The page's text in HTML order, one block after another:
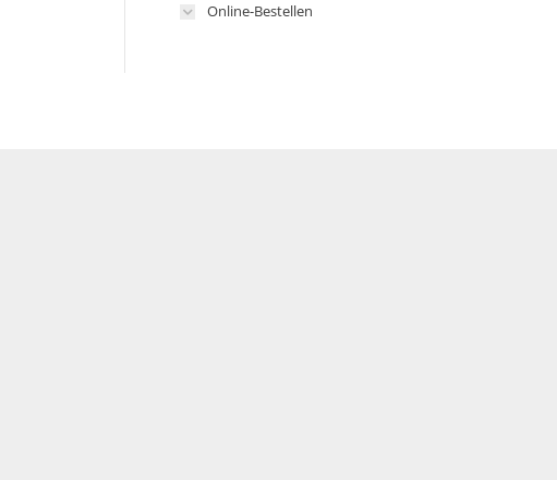
Online-Bestellen